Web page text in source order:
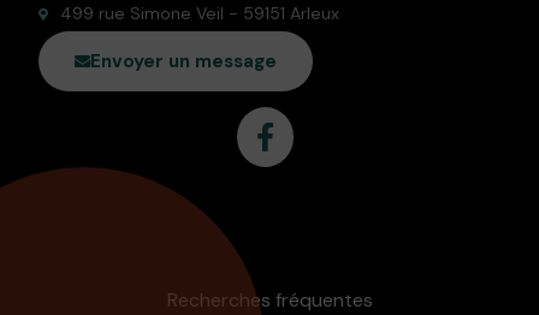
499 rue Simone Veil - 59151 Arleux
Envoyer un message
Recherches fréquentes